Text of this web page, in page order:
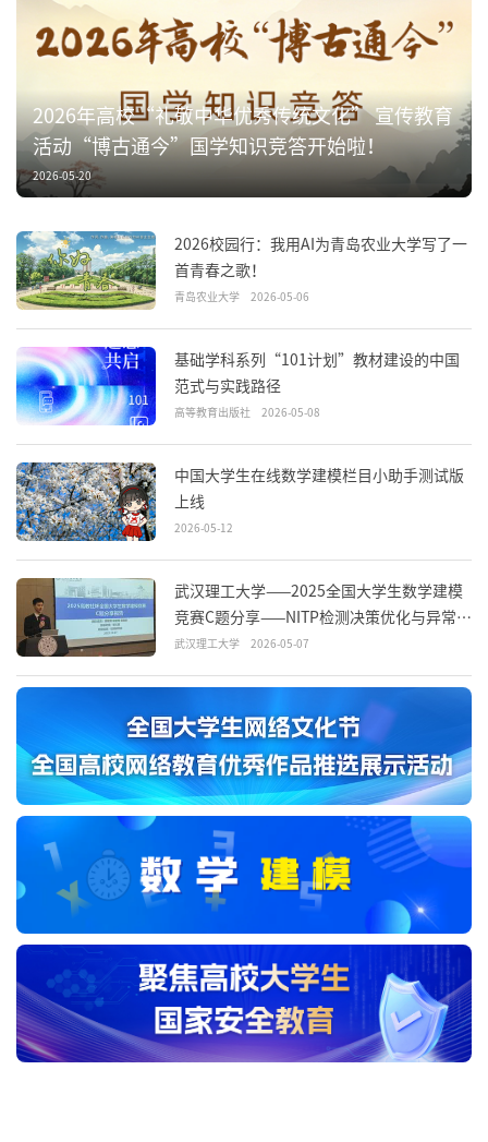
2026年高校“礼敬中华优秀传统文化” 宣传教育
活动“博古通今”国学知识竞答开始啦！
2026-05-20
2026校园行：我用AI为青岛农业大学写了一
首青春之歌！
青岛农业大学 2026-05-06
基础学科系列“101计划”教材建设的中国
范式与实践路径
高等教育出版社 2026-05-08
中国大学生在线数学建模栏目小助手测试版
上线
2026-05-12
武汉理工大学——2025全国大学生数学建模
竞赛C题分享——NITP检测决策优化与异常识
别
武汉理工大学 2026-05-07